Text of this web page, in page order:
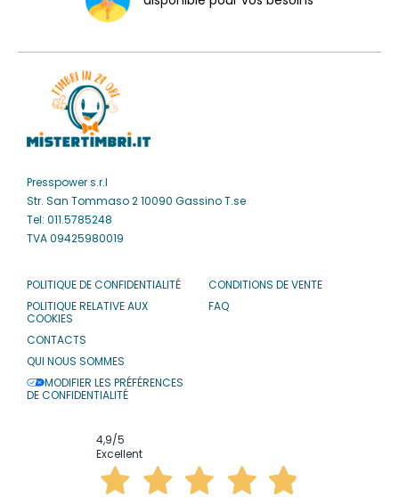
Presspower s.r.l
Str. San Tommaso 2 10090 Gassino T.se
Tel: 011.5785248
TVA 09425980019
POLITIQUE DE CONFIDENTIALITÉ
POLITIQUE RELATIVE AUX
COOKIES
CONTACTS
QUI NOUS SOMMES
MODIFIER LES PRÉFÉRENCES
DE CONFIDENTIALITÉ
CONDITIONS DE VENTE
FAQ
4,9/5
Excellent